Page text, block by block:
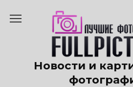
содержанию
Новости и